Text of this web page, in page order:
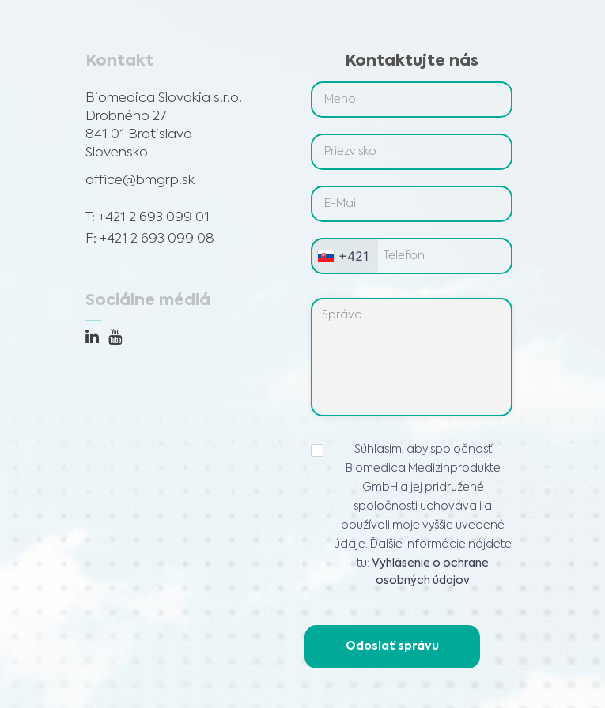
Kontakt
Biomedica Slovakia s.r.o.
Drobného 27
841 01 Bratislava
Slovensko
office@bmgrp.sk
T: +421 2 693 099 01
F: +421 2 693 099 08
Sociálne médiá
Kontaktujte nás
+421
VYHLÁSENIE
O
OCHRANE
OSOBNÝCH
Súhlasím, aby spoločnosť
Biomedica Medizinprodukte
GmbH a jej pridružené
spoločnosti uchovávali a
používali moje vyššie uvedené
údaje. Ďalšie informácie nájdete
tu: Vyhlásenie o ochrane
osobných údajov
Odoslať správu